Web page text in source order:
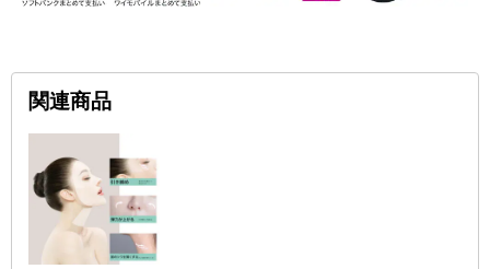
関連商品